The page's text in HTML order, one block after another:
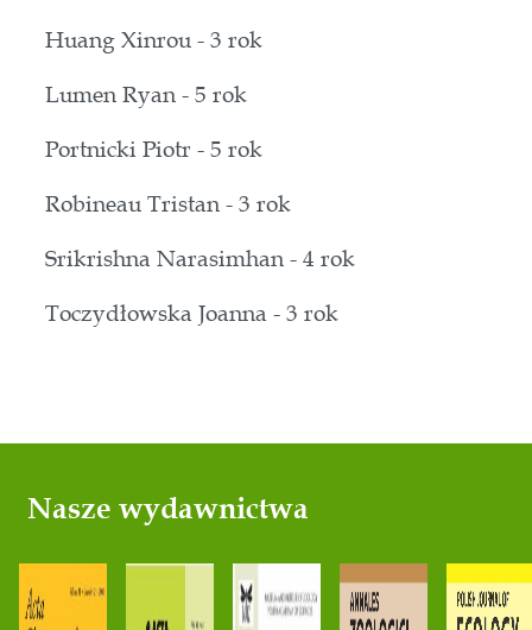
Huang Xinrou - 3 rok
Lumen Ryan - 5 rok
Portnicki Piotr - 5 rok
Robineau Tristan - 3 rok
Srikrishna Narasimhan - 4 rok
Toczydłowska Joanna - 3 rok
Nasze wydawnictwa